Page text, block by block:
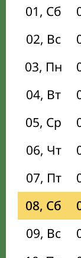
01, Сб
02, Вс
03, Пн
04, Вт
05, Ср
06, Чт
07, Пт
08, Сб
09, Вс